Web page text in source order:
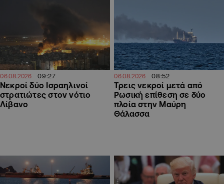
06.08.2026 09:27
Νεκροί δύο Ισραηλινοί
στρατιώτες στον νότιο
Λίβανο
06.08.2026 08:52
Τρεις νεκροί μετά από
Ρωσική επίθεση σε δύο
πλοία στην Μαύρη
Θάλασσα